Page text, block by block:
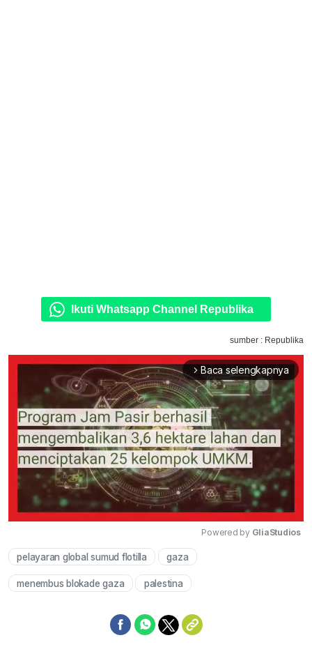
Ikuti Whatsapp Channel Republika
sumber : Republika
arrow_forward_ios Baca selengkapnya
Powered by GliaStudios
pelayaran global sumud flotilla gaza
menembus blokade gaza palestina